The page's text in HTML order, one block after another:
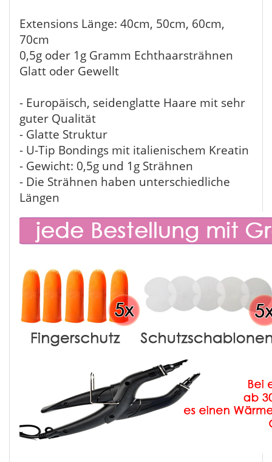
Extensions Länge: 40cm, 50cm, 60cm,
70cm
0,5g oder 1g Gramm Echthaarsträhnen
Glatt oder Gewellt
- Europäisch, seidenglatte Haare mit sehr
guter Qualität
- Glatte Struktur
- U-Tip Bondings mit italienischem Kreatin
- Gewicht: 0,5g und 1g Strähnen
- Die Strähnen haben unterschiedliche
Längen